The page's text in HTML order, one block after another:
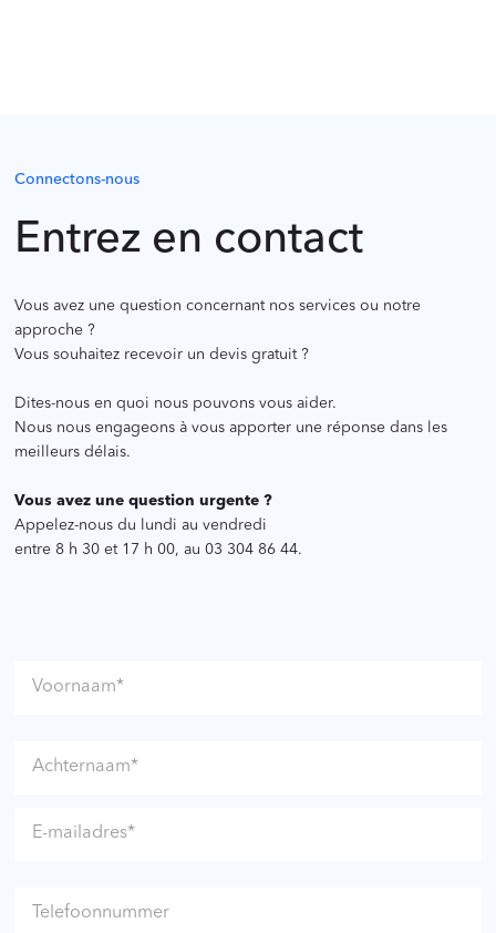
Connectons-nous
Entrez en contact
Vous avez une question concernant nos services ou notre
approche ?
Vous souhaitez recevoir un devis gratuit ?
Dites-nous en quoi nous pouvons vous aider.
Nous nous engageons à vous apporter une réponse dans les
meilleurs délais.
Vous avez une question urgente ?
Appelez-nous du lundi au vendredi
entre 8 h 30 et 17 h 00, au 03 304 86 44.